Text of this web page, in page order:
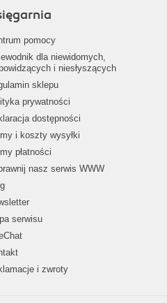
pomocy
dla niewidomych,
i niesłyszących
sklepu
prywatności
dostępności
i koszty wysyłki
płatności
nasz serwis WWW
serwisu
i zwroty